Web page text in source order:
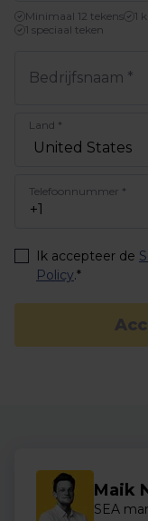
Minimaal 12 tekens 1
1 speciaal teken
Bedrijfsnaam *
Land *
Telefoonnummer *
Ik accepteer de
Policy.*
Maik
SEA